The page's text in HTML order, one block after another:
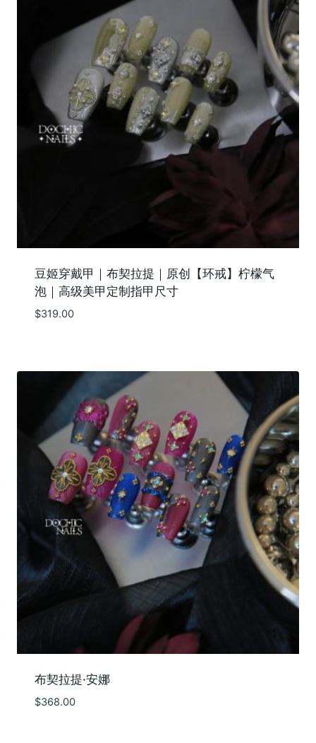
豆姬穿戴甲｜布契拉提｜原创【环戒】柠檬气
泡｜高级美甲定制指甲尺寸
$319.00
布契拉提·安娜
$368.00